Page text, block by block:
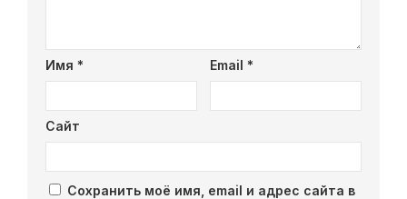
Имя * Email *
Сайт
Сохранить моё имя, email и адрес сайта в